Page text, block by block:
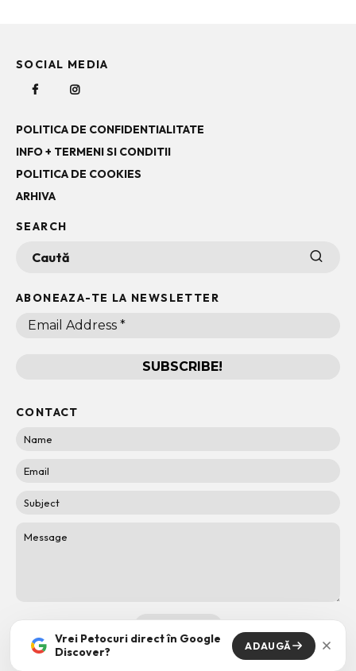
SOCIAL MEDIA
POLITICA DE CONFIDENTIALITATE
INFO + TERMENI SI CONDITII
POLITICA DE COOKIES
ARHIVA
SEARCH
ABONEAZA-TE LA NEWSLETTER
CONTACT
Vrei Petocuri direct în Google
Discover?
ADAUGĂ